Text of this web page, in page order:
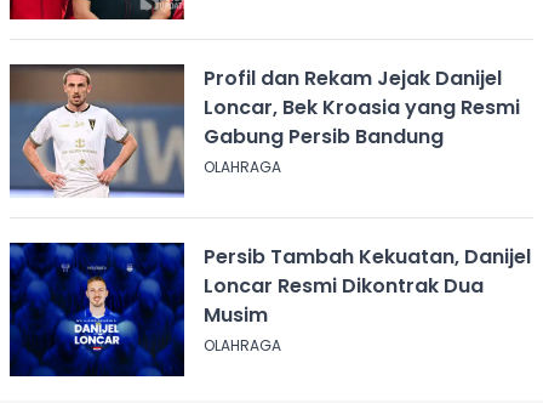
Profil dan Rekam Jejak Danijel
Loncar, Bek Kroasia yang Resmi
Gabung Persib Bandung
OLAHRAGA
Persib Tambah Kekuatan, Danijel
Loncar Resmi Dikontrak Dua
Musim
OLAHRAGA